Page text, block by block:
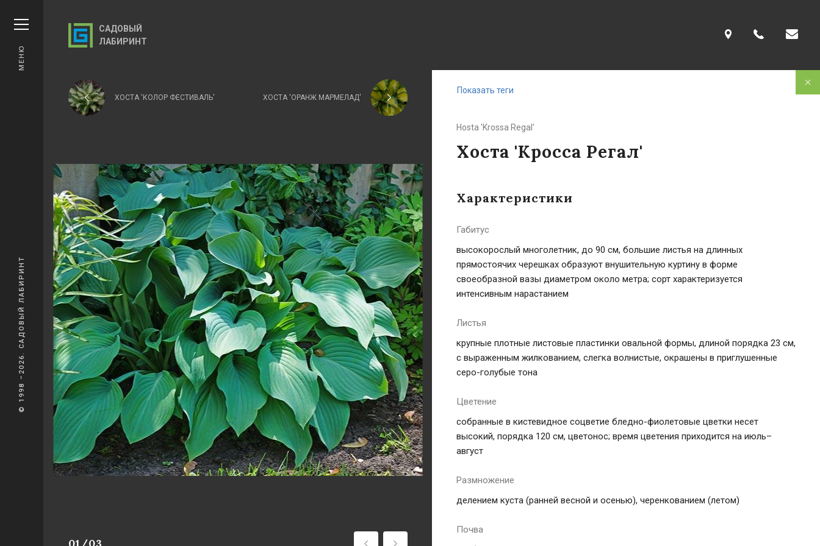
САДОВЫЙ
ЛАБИРИНТ
ХОСТА 'КОЛОР ФЕСТИВАЛЬ' ХОСТА 'ОРАНЖ МАРМЕЛАД'
Показать теги
Hosta 'Krossa Regal'
Хоста 'Кросса Регал'
Характеристики
Габитус
высокорослый многолетник, до 90 см, большие листья на длинных
прямостоячих черешках образуют внушительную куртину в форме
своеобразной вазы диаметром около метра; сорт характеризуется
интенсивным нарастанием
Листья
крупные плотные листовые пластинки овальной формы, длиной порядка 23 см,
с выраженным жилкованием, слегка волнистые, окрашены в приглушенные
серо-голубые тона
Цветение
собранные в кистевидное соцветие бледно-фиолетовые цветки несет
высокий, порядка 120 см, цветонос; время цветения приходится на июль–
август
Размножение
делением куста (ранней весной и осенью), черенкованием (летом)
Почва
© 1998 –2026. САДОВЫЙ ЛАБИРИНТ
МЕНЮ